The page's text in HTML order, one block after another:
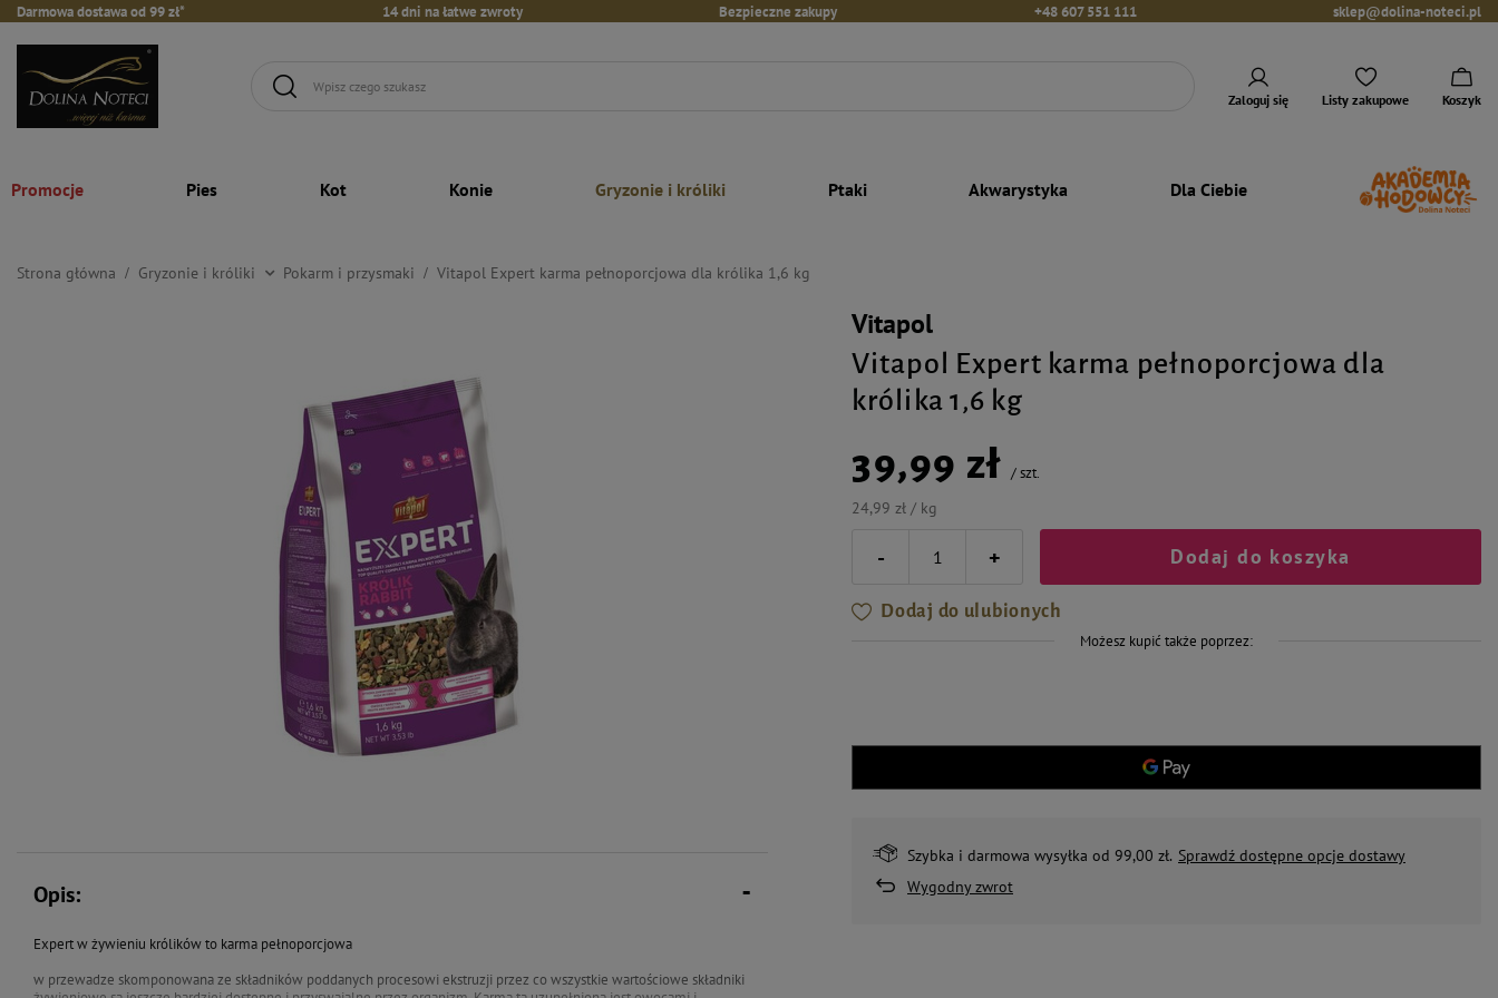
Darmowa dostawa od 99 zł* 14 dni na łatwe zwroty Bezpieczne zakupy +48 607 551 111 sklep@dolina-noteci.pl
Zaloguj się Listy zakupowe Koszyk
Promocje Pies Kot Konie Gryzonie i króliki Ptaki Akwarystyka Dla Ciebie
Strona główna Gryzonie i króliki Pokarm i przysmaki Vitapol Expert karma pełnoporcjowa dla królika 1,6 kg
Vitapol
Vitapol Expert karma pełnoporcjowa dla
królika 1,6 kg
39,99 zł /szt.
24,99 zł / kg
- + Dodaj do koszyka
Dodaj do ulubionych
Możesz kupić także poprzez:
Szybka i darmowa wysyłka od 99,00 zł. Sprawdź dostępne opcje dostawy
Wygodny zwrot
Opis:
Expert w żywieniu królików to karma pełnoporcjowa
w przewadze skomponowana ze składników poddanych procesowi ekstruzji przez co wszystkie wartościowe składniki